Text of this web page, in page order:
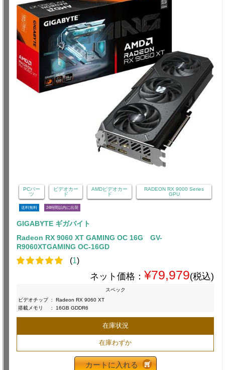
PCパー
ツ
ビデオカー
ド
AMDビデオカー
ド
RADEON RX 9000 Series
GPU
送料無料 24時間以内に出荷
GIGABYTE ギガバイト
Radeon RX 9060 XT GAMING OC 16G GV-
R9060XTGAMING OC-16GD
(1)
ネット価格： ¥79,979(税込)
スペック
ビデオチップ :
Radeon RX 9060 XT
搭載メモリ
: 16GB GDDR6
在庫状況
在庫わずか
カートに入れる